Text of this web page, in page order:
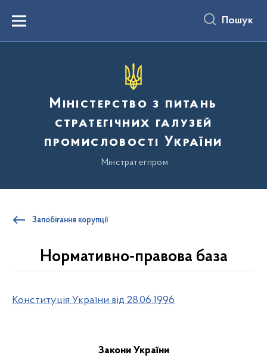
вмістуMenu Пошук
Міністерство з питань
стратегічних галузей
промисловості України
Мінстратегпром
Запобігання корупції
Нормативно-правова база
Конституція України від 28.06.1996
Закони України